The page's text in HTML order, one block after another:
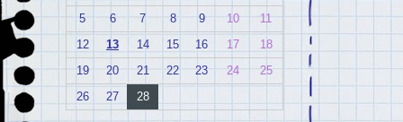
5
6 7 8 9 10
11
12
13 14 15 16 17
18
19
20 21 22 23 24
25
26
27 28